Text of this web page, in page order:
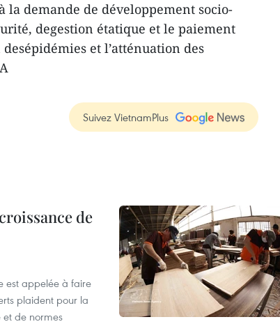
la demande de développement socio-
degestion étatique et le paiement
et l’atténuation des
Suivez VietnamPlus
de
est appelée à faire
plaident pour la
de normes